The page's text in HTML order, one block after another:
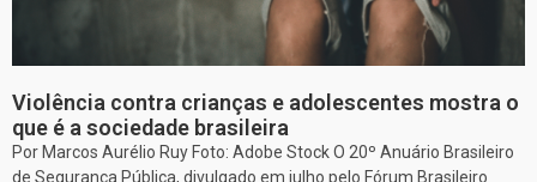
Violência contra crianças e adolescentes mostra o
que é a sociedade brasileira
Por Marcos Aurélio Ruy Foto: Adobe Stock O 20º Anuário Brasileiro
de Segurança Pública, divulgado em julho pelo Fórum Brasileiro